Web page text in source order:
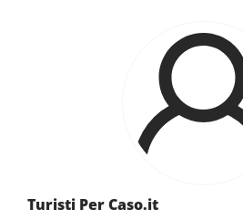
Turisti Per Caso.it